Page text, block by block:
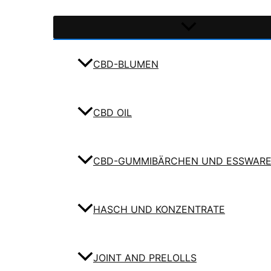
CBD-BLUMEN
CBD OIL
CBD-GUMMIBÄRCHEN UND
HASCH UND KONZENTRATE
JOINT AND PRELOLLS